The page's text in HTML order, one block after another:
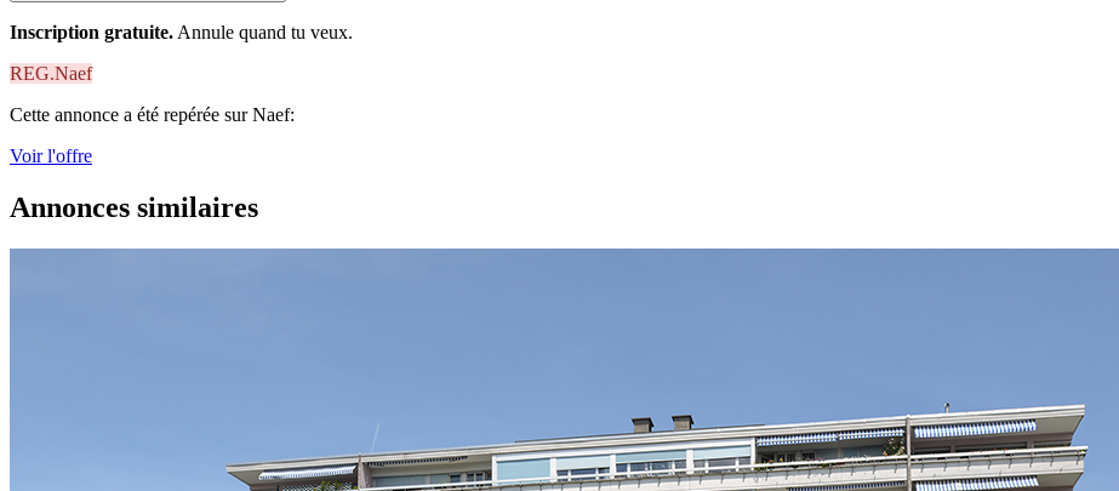
Inscription gratuite. Annule quand tu veux.
REG.Naef
Cette annonce a été repérée sur Naef:
Voir l'offre
Annonces similaires